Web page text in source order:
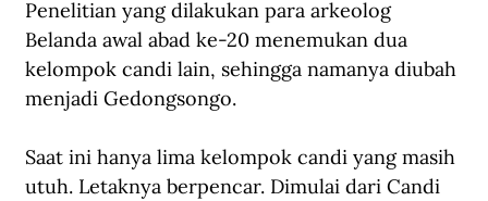
Penelitian yang dilakukan para arkeolog
Belanda awal abad ke-20 menemukan dua
kelompok candi lain, sehingga namanya diubah
menjadi Gedongsongo.
Saat ini hanya lima kelompok candi yang masih
utuh. Letaknya berpencar. Dimulai dari Candi